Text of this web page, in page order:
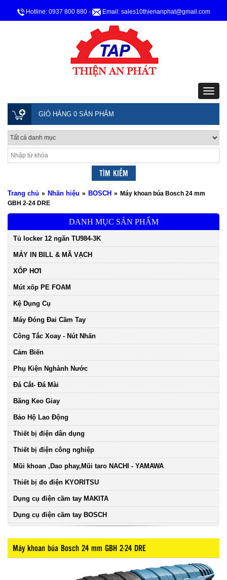
Hotline: 0937 800 880 - Email: sales10thienanphat@gmail.com
GIỎ HÀNG 0 SẢN PHẨM
Trang chủ » Nhãn hiệu » BOSCH » Máy khoan búa Bosch 24 mm
GBH 2-24 DRE
DANH MỤC SẢN PHẨM
Tủ locker 12 ngăn TU984-3K
MÁY IN BILL & MÃ VẠCH
XỐP HƠI
Mút xốp PE FOAM
Kệ Dụng Cụ
Máy Đóng Đai Cầm Tay
Công Tắc Xoay - Nút Nhấn
Cảm Biến
Phụ Kiện Nghành Nước
Đá Cắt- Đá Mài
Băng Keo Giay
Bảo Hộ Lao Động
Thiết bị điện dân dụng
Thiết bị điện công nghiệp
Mũi khoan ,Dao phay,Mũi taro NACHI - YAMAWA
Thiết bị đo điện KYORITSU
Dụng cụ điện cầm tay MAKITA
Dụng cụ điện cầm tay BOSCH
Máy khoan búa Bosch 24 mm GBH 2-24 DRE